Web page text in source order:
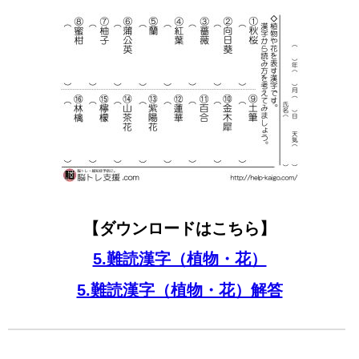
【ダウンロードはこちら】
5.難読漢字（植物・花）
5.難読漢字（植物・花）解答